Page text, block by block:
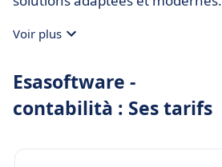
Voir plus
Esasoftware -
contabilità : Ses tarifs